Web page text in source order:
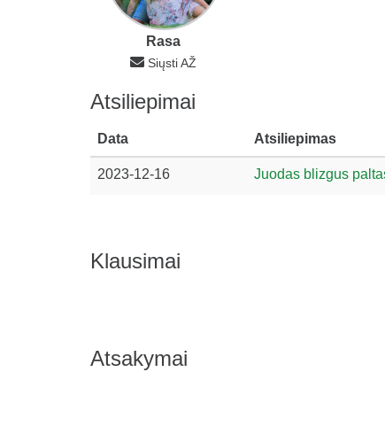
Rasa
Siųsti AŽ
Atsiliepimai
Data Atsiliepimas
2023-12-16 Juodas blizgus
Klausimai
Atsakymai